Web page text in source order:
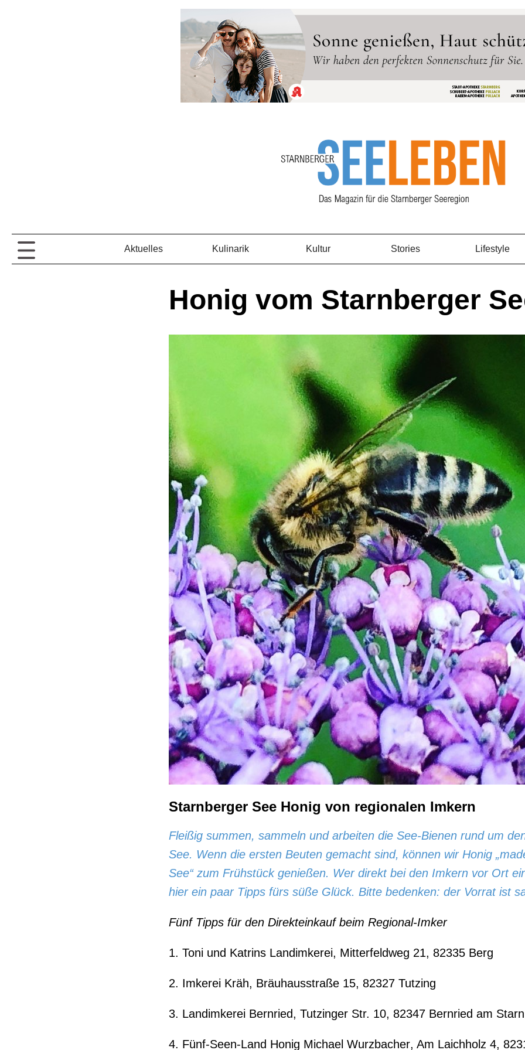
Aktuelles Kulinarik Kultur Stories Lifestyle
Honig vom Starnberger
Starnberger See Honig von regionalen Imkern
Fleißig summen, sammeln und arbeiten die See-Bienen rund um
See. Wenn die ersten Beuten gemacht sind, können wir Honig
See“ zum Frühstück genießen. Wer direkt bei den Imkern vor Ort
hier ein paar Tipps fürs süße Glück. Bitte bedenken: der Vorrat ist
Fünf Tipps für den Direkteinkauf beim Regional-Imker
1. Toni und Katrins Landimkerei, Mitterfeldweg 21, 82335 Berg
2. Imkerei Kräh, Bräuhausstraße 15, 82327 Tutzing
3. Landimkerei Bernried, Tutzinger Str. 10, 82347 Bernried am
4. Fünf-Seen-Land Honig Michael Wurzbacher, Am Laichholz 4,